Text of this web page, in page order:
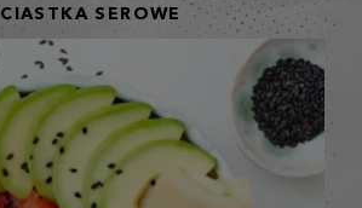
CIASTKA SEROWE